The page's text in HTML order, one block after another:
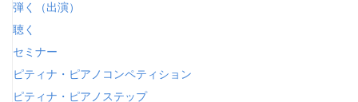
弾く（出演）
聴く
セミナー
ピティナ・ピアノコンペティション
ピティナ・ピアノステップ